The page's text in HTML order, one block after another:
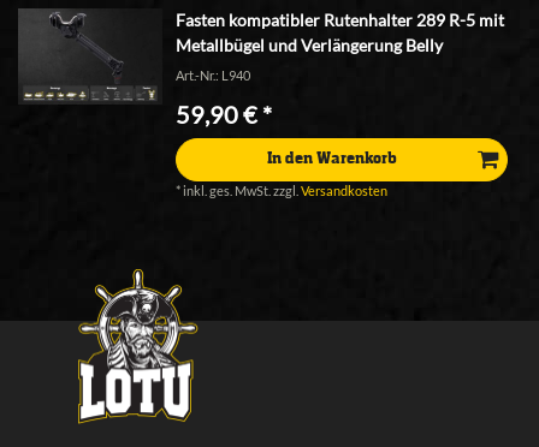
Fasten kompatibler Rutenhalter 289 R-5 mit
Metallbügel und Verlängerung Belly
Art.-Nr.: L940
59,90 € *
In den Warenkorb
*inkl. ges. MwSt. zzgl.Versandkosten